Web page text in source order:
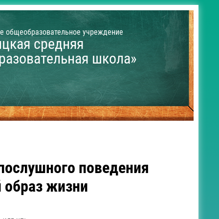
общеобразовательное учреждение
средняя
школа»
поведения
образ жизни